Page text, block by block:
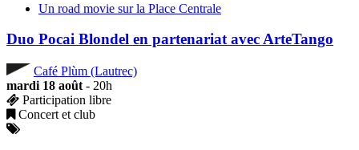
Un road movie sur la Place Centrale
Duo Pocai Blondel en partenariat avec ArteTango
Café Plùm (Lautrec)
mardi 18 août - 20h
Participation libre
Concert et club